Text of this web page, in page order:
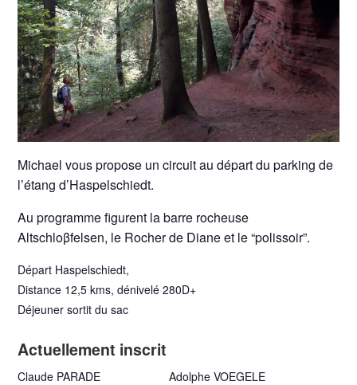
Michael vous propose un circuit au départ du parking de
l’étang d’Haspelschiedt.
Au programme figurent la barre rocheuse
Altschloβfelsen, le Rocher de Diane et le “polissoir”.
Départ Haspelschiedt,
Distance 12,5 kms, dénivelé 280D+
Déjeuner sortit du sac
Actuellement inscrit
Claude PARADE
Adolphe VOEGELE